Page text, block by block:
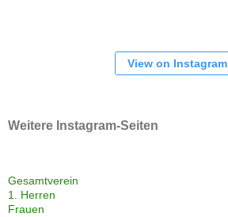
View on Instagram
Weitere Instagram-Seiten
Gesamtverein
1. Herren
Frauen